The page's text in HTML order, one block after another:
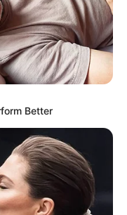
Better